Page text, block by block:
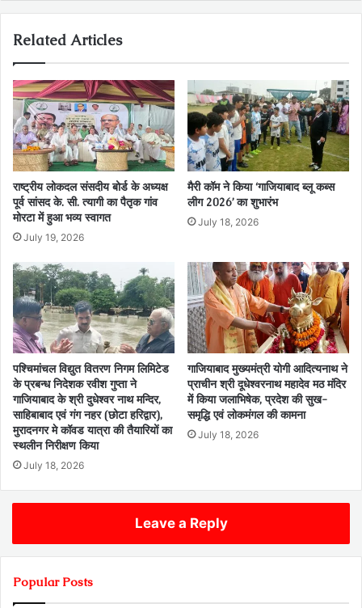
Related Articles
राष्ट्रीय लोकदल संसदीय बोर्ड के अध्यक्ष
पूर्व सांसद के. सी. त्यागी का पैतृक गांव
मोरटा में हुआ भव्य स्वागत
July 19, 2026
मैरी कॉम ने किया ‘गाजियाबाद ब्लू कब्स
लीग 2026’ का शुभारंभ
July 18, 2026
पश्चिमांचल विद्युत वितरण निगम लिमिटेड
के प्रबन्ध निदेशक रवीश गुप्ता ने
गाजियाबाद के श्री दुधेश्वर नाथ मन्दिर,
साहिबाबाद एवं गंग नहर (छोटा हरिद्वार),
मुरादनगर मे कॉवड यात्रा की तैयारियों का
स्थलीन निरीक्षण किया
July 18, 2026
गाजियाबाद मुख्यमंत्री योगी आदित्यनाथ ने
प्राचीन श्री दूधेश्वरनाथ महादेव मठ मंदिर
में किया जलाभिषेक, प्रदेश की सुख-
समृद्धि एवं लोकमंगल की कामना
July 18, 2026
Leave a Reply
Popular Posts